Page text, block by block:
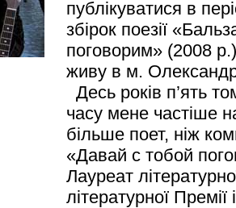
публікуватися в
збірок поезії
поговорим» (2008
живу в м.
Десь років п’ять
часу мене частіше
більше поет, ніж
«Давай с тобой
Лауреат
літературної